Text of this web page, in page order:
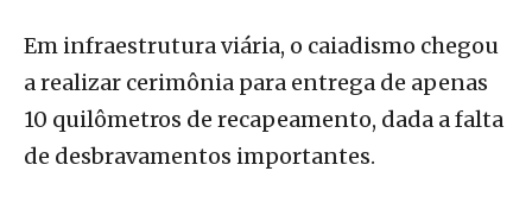
Em infraestrutura viária, o caiadismo chegou
a realizar cerimônia para entrega de apenas
10 quilômetros de recapeamento, dada a falta
de desbravamentos importantes.